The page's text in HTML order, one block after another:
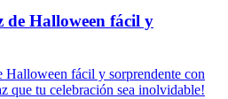
de Halloween fácil y
Halloween fácil y sorprendente con
que tu celebración sea inolvidable!